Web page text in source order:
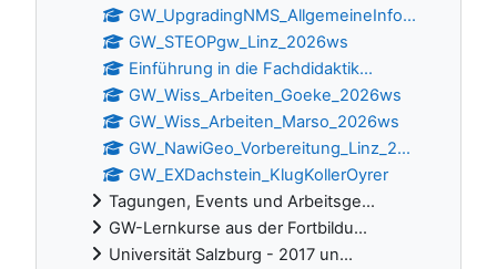
GW_UpgradingNMS_AllgemeineInfo...
GW_STEOPgw_Linz_2026ws
Einführung in die Fachdidaktik...
GW_Wiss_Arbeiten_Goeke_2026ws
GW_Wiss_Arbeiten_Marso_2026ws
GW_NawiGeo_Vorbereitung_Linz_2...
GW_EXDachstein_KlugKollerOyrer
Tagungen, Events und Arbeitsge...
GW-Lernkurse aus der Fortbildu...
Universität Salzburg - 2017 un...